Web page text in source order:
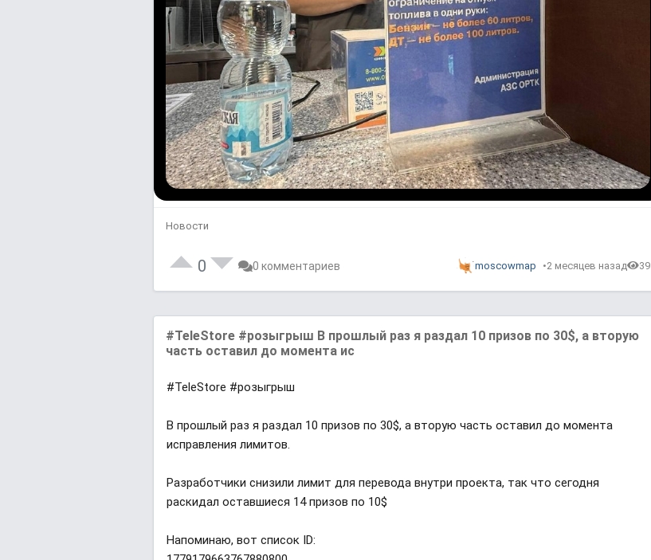
Новости
0 0 комментариев moscowmap 2 месяцев назад 39
#TeleStore #розыгрыш В прошлый раз я раздал 10 призов по 30$, а вторую
часть оставил до момента ис
#TeleStore #розыгрыш
В прошлый раз я раздал 10 призов по 30$, а вторую часть оставил до момента
исправления лимитов.
Разработчики снизили лимит для перевода внутри проекта, так что сегодня
раскидал оставшиеся 14 призов по 10$
Напоминаю, вот список ID: